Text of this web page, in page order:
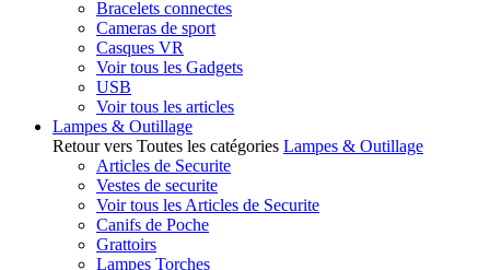
Bracelets connectes
Cameras de sport
Casques VR
Voir tous les Gadgets
USB
Voir tous les articles
Lampes & Outillage
Retour vers Toutes les catégories Lampes & Outillage
Articles de Securite
Vestes de securite
Voir tous les Articles de Securite
Canifs de Poche
Grattoirs
Lampes Torches